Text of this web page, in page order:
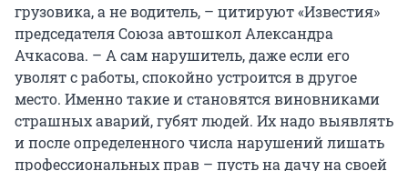
грузовика, а не водитель, – цитируют «Известия»
председателя Союза автошкол Александра
Ачкасова. – А сам нарушитель, даже если его
уволят с работы, спокойно устроится в другое
место. Именно такие и становятся виновниками
страшных аварий, губят людей. Их надо выявлять
и после определенного числа нарушений лишать
профессиональных прав – пусть на дачу на своей